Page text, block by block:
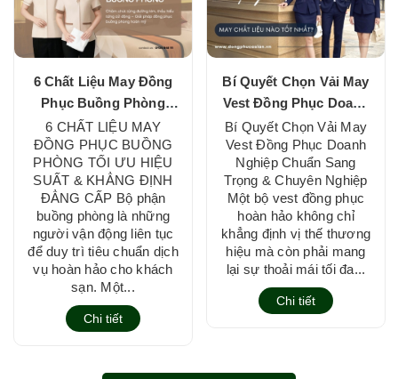
6 Chất Liệu May Đồng
Phục Buồng Phòng
Khách Sạn Tối Ưu Hiệu
Quả
6 CHẤT LIỆU MAY
ĐỒNG PHỤC BUỒNG
PHÒNG TỐI ƯU HIỆU
SUẤT & KHẲNG ĐỊNH
ĐẲNG CẤP Bộ phận
buồng phòng là những
người vận động liên tục
để duy trì tiêu chuẩn dịch
vụ hoàn hảo cho khách
sạn. Một...
Chi tiết
Bí Quyết Chọn Vải May
Vest Đồng Phục Doanh
Nghiệp Chuẩn Sang
Trọng & Chuyên
Nghiệp
Bí Quyết Chọn Vải May
Vest Đồng Phục Doanh
Nghiệp Chuẩn Sang
Trọng & Chuyên Nghiệp
Một bộ vest đồng phục
hoàn hảo không chỉ
khẳng định vị thế thương
hiệu mà còn phải mang
lại sự thoải mái tối đa...
Chi tiết